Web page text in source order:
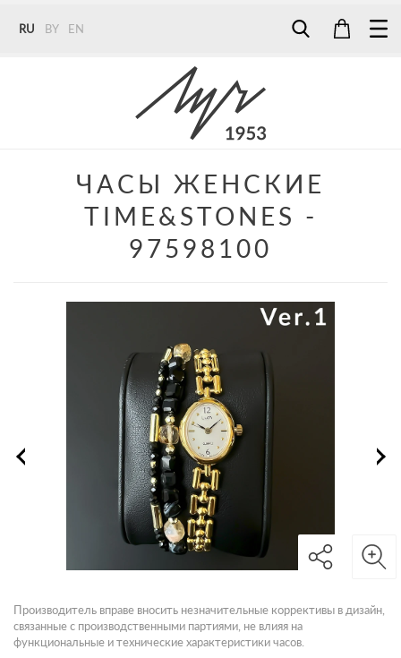
RU BY EN
+375 (29) 272 51 56
ЧАСЫ ЖЕНСКИЕ
TIME&STONES -
97598100
Производитель вправе вносить незначительные коррективы в дизайн,
связанные с производственными партиями, не влияя на
функциональные и технические характеристики часов.